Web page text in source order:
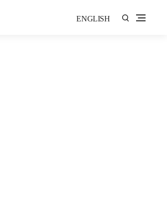
ENGLISH